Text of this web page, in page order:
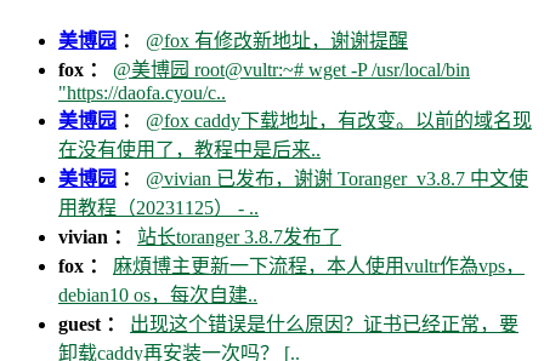
美博园 ： @fox 有修改新地址，谢谢提醒
fox ： @美博园 root@vultr:~# wget -P /usr/local/bin
"https://daofa.cyou/c..
美博园 ： @fox caddy下载地址，有改变。以前的域名现
在没有使用了，教程中是后来..
美博园 ： @vivian 已发布，谢谢 Toranger_v3.8.7 中文使
用教程（20231125） - ..
vivian ： 站长toranger 3.8.7发布了
fox ： 麻煩博主更新一下流程，本人使用vultr作為vps，
debian10 os，每次自建..
guest ： 出现这个错误是什么原因？证书已经正常，要
卸载caddy再安装一次吗？ [..